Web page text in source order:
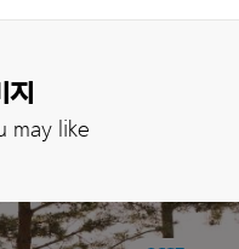
지
may like